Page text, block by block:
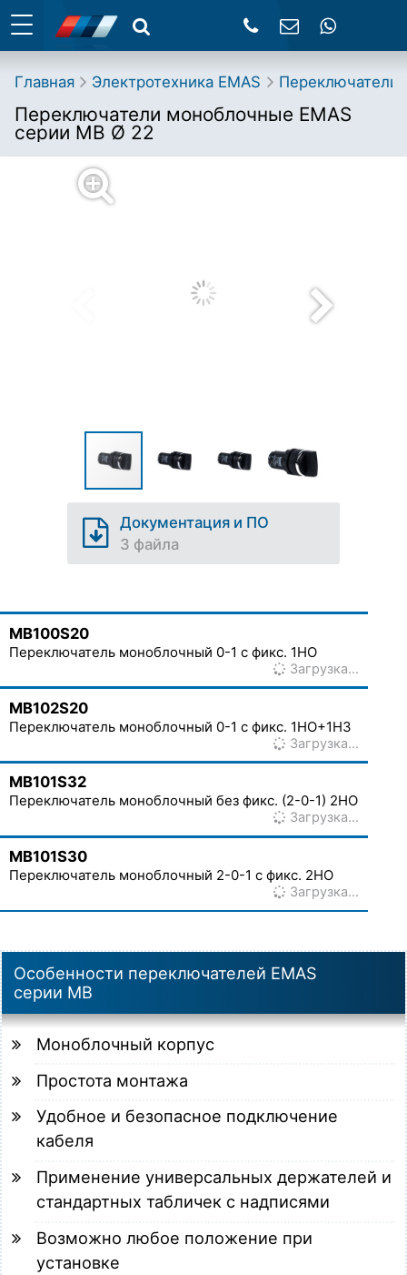
Главная Электротехника EMAS
Переключатели моноблочные EMAS
серии MB Ø 22
Документация и ПО
3 файла
MB100S20
Переключатель моноблочный 0-1 с фикс. 1НО
Загрузка…
MB102S20
Переключатель моноблочный 0-1 с фикс. 1НО+1НЗ
Загрузка…
MB101S32
Переключатель моноблочный без фикс. (2-0-1) 2НО
Загрузка…
MB101S30
Переключатель моноблочный 2-0-1 с фикс. 2НО
Загрузка…
Особенности переключателей EMAS
серии MB
Моноблочный корпус
Простота монтажа
Удобное и безопасное подключение
кабеля
Применение универсальных держателей и
стандартных табличек с надписями
Возможно любое положение при
установке